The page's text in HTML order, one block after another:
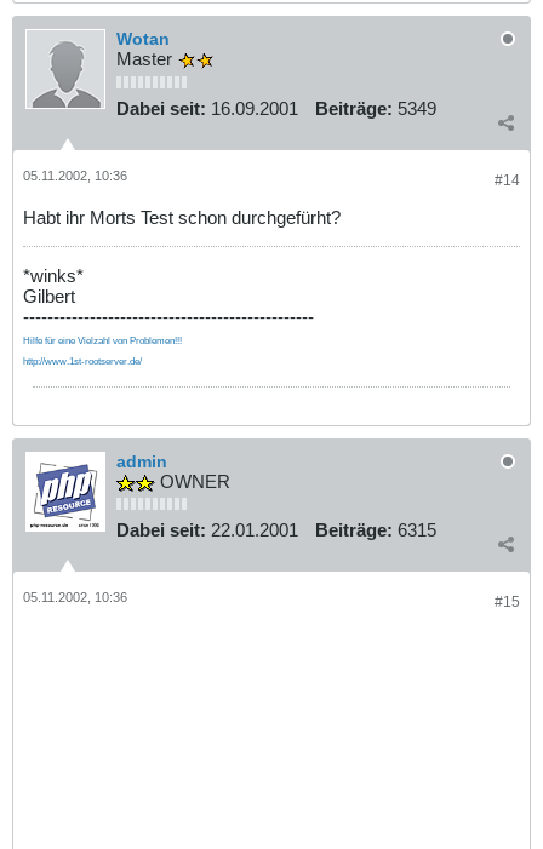
Wotan
Master
Dabei seit: 16.09.2001 Beiträge: 5349
#14
05.11.2002, 10:36
Habt ihr Morts Test schon durchgefürht?
*winks*
Gilbert
------------------------------------------------
Hilfe für eine Vielzahl von Problemen!!!
http://www.1st-rootserver.de/
admin
OWNER
Dabei seit: 22.01.2001 Beiträge: 6315
#15
05.11.2002, 10:36